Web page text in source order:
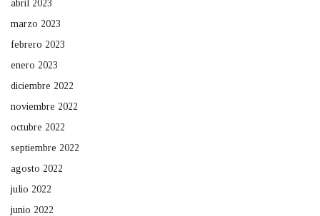
abril 2023
marzo 2023
febrero 2023
enero 2023
diciembre 2022
noviembre 2022
octubre 2022
septiembre 2022
agosto 2022
julio 2022
junio 2022